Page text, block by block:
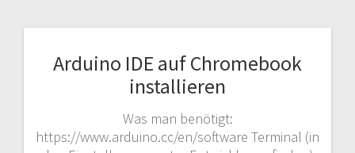
Arduino IDE auf Chromebook
installieren
Was man benötigt:
https://www.arduino.cc/en/software Terminal (in